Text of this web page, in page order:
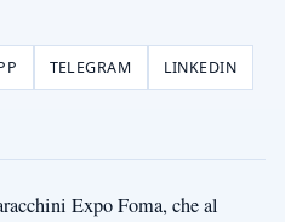
TELEGRAM LINKEDIN
Expo Foma, che al